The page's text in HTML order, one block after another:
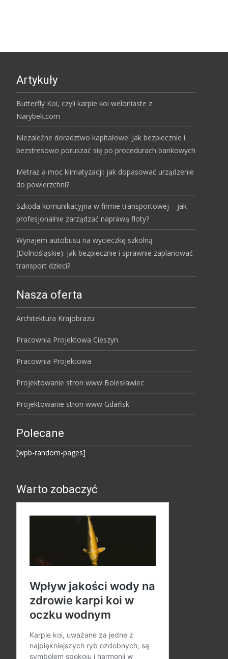
Artykuły
Butterfly Koi, czyli karpie koi weloniaste z
Narybek.com
Niezależne doradztwo kapitałowe: Jak bezpiecznie i
bezstresowo poruszać się po procedurach bankowych
Metraż a moc klimatyzacji: jak dopasować urządzenie
do powierzchni?
Szkoda komunikacyjna w firmie transportowej – jak
profesjonalnie zarządzać naprawą floty?
Wynajem autobusu na wycieczkę szkolną
(Dolnośląskie): Jak bezpiecznie i sprawnie zaplanować
transport dzieci?
Nasza oferta
Architektura Krajobrazu
Pracownia Projektowa Cieszyn
Pracownia Projektowa
Projektowanie stron www Bolesławiec
Projektowanie stron www Gdańsk
Polecane
[wpb-random-pages]
Warto zobaczyć